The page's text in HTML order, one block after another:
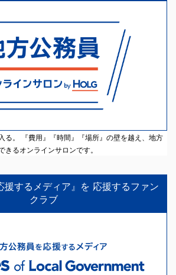
る。 『費用』『時間』『場所』の壁を越え、地方
るオンラインサロンです。
援するメディア』を 応援するファン
クラブ